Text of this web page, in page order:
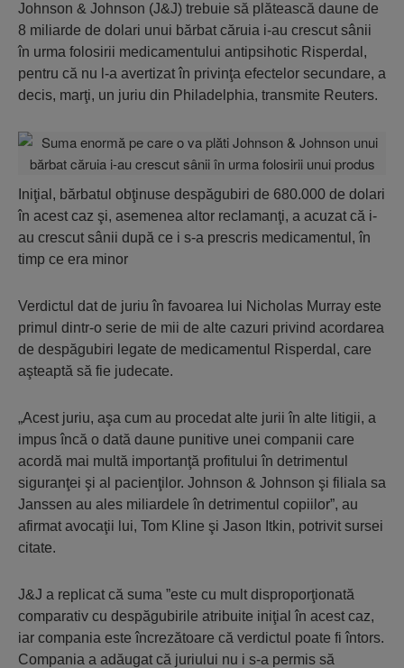
Johnson & Johnson (J&J) trebuie să plătească daune de
8 miliarde de dolari unui bărbat căruia i-au crescut sânii
în urma folosirii medicamentului antipsihotic Risperdal,
pentru că nu l-a avertizat în privinţa efectelor secundare, a
decis, marţi, un juriu din Philadelphia, transmite Reuters.
Iniţial, bărbatul obţinuse despăgubiri de 680.000 de dolari
în acest caz şi, asemenea altor reclamanţi, a acuzat că i-
au crescut sânii după ce i s-a prescris medicamentul, în
timp ce era minor
Verdictul dat de juriu în favoarea lui Nicholas Murray este
primul dintr-o serie de mii de alte cazuri privind acordarea
de despăgubiri legate de medicamentul Risperdal, care
aşteaptă să fie judecate.
„Acest juriu, aşa cum au procedat alte jurii în alte litigii, a
impus încă o dată daune punitive unei companii care
acordă mai multă importanţă profitului în detrimentul
siguranţei şi al pacienţilor. Johnson & Johnson şi filiala sa
Janssen au ales miliardele în detrimentul copiilor”, au
afirmat avocaţii lui, Tom Kline şi Jason Itkin, potrivit sursei
citate.
J&J a replicat că suma ”este cu mult disproporţionată
comparativ cu despăgubirile atribuite iniţial în acest caz,
iar compania este încrezătoare că verdictul poate fi întors.
Compania a adăugat că juriului nu i s-a permis să